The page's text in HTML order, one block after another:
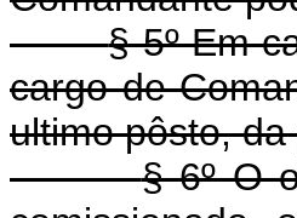
§ 5º Em
cargo de
ultimo pôsto,
§ 6º O